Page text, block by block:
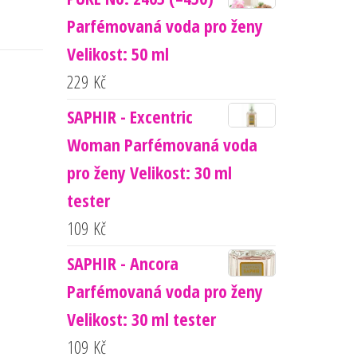
Parfémovaná voda pro ženy
Velikost: 50 ml
229 Kč
SAPHIR - Excentric
Woman Parfémovaná voda
pro ženy Velikost: 30 ml
tester
109 Kč
SAPHIR - Ancora
Parfémovaná voda pro ženy
Velikost: 30 ml tester
109 Kč